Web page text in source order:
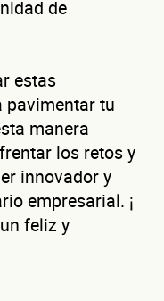
de
estas
pavimentar tu
manera
los retos y
innovador y
empresarial. ¡
feliz y